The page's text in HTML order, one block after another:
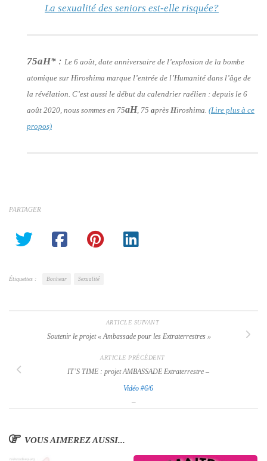
La sexualité des seniors est-elle risquée?
75aH* : Le 6 août, date anniversaire de l’explosion de la bombe
atomique sur Hiroshima marque l’entrée de l’Humanité dans l’âge de
la révélation. C’est aussi le début du calendrier raélien : depuis le 6
août 2020, nous sommes en 75aH, 75 après Hiroshima. (Lire plus à ce
propos)
PARTAGER
Étiquettes : Bonheur Sexualité
ARTICLE SUIVANT
Soutenir le projet« Ambassade pour les Extraterrestres »
ARTICLE PRÉCÉDENT
IT’S TIME : projet AMBASSADE Extraterrestre –
Vidéo #6/6
–
VOUS AIMEREZ AUSSI...